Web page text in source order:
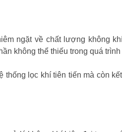
ngặt về chất lượng không
không thể thiếu trong quá trình
lọc khí tiên tiến mà còn